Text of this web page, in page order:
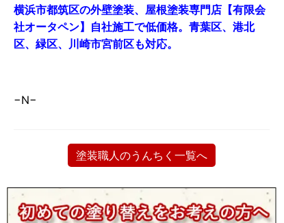
横浜市都筑区の外壁塗装、屋根塗装専門店【有限会
社オータペン】自社施工で低価格。青葉区、港北
区、緑区、川崎市宮前区も対応。
−N−
塗装職人のうんちく一覧へ